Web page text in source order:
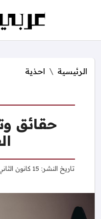
الرئيسية احذية
حقائق
تاريخ النشر: 15 كانون الثاني, 2025